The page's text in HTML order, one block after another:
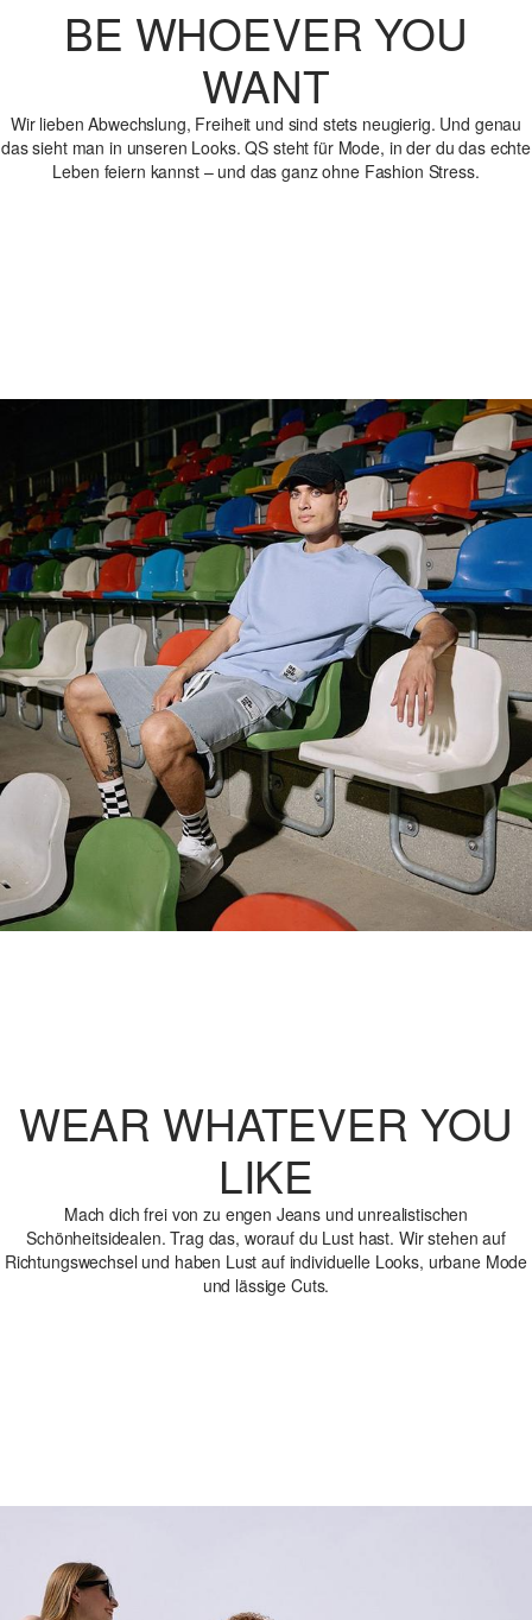
BE WHOEVER YOU
WANT
Wir lieben Abwechslung, Freiheit und sind stets neugierig. Und genau
das sieht man in unseren Looks. QS steht für Mode, in der du das echte
Leben feiern kannst – und das ganz ohne Fashion Stress.
WEAR WHATEVER YOU
LIKE
Mach dich frei von zu engen Jeans und unrealistischen
Schönheitsidealen. Trag das, worauf du Lust hast. Wir stehen auf
Richtungswechsel und haben Lust auf individuelle Looks, urbane Mode
und lässige Cuts.